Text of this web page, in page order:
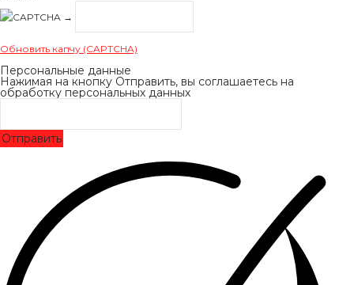
→
Обновить капчу (CAPTCHA)
Персональные данные
Нажимая на кнопку Отправить, вы соглашаетесь на
обработку персональных данных
Отправить